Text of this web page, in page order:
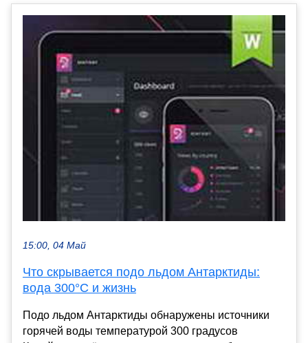
15:00, 04 Май
Что скрывается подо льдом Антарктиды:
вода 300°C и жизнь
Подо льдом Антарктиды обнаружены источники
горячей воды температурой 300 градусов